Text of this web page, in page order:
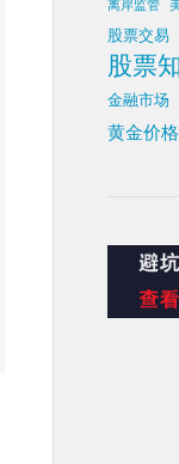
离岸监管
股票交易
股票
金融市场
黄金价格